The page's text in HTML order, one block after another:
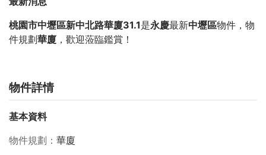
桃園市中壢區新中北路華廈31.1是永慶最新中壢區物件，物
件規劃華廈 ，歡迎蒞臨鑑賞！
物件詳情
基本資料
物件規劃
華廈